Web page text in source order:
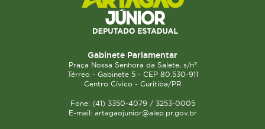
Gabinete Parlamentar
Praça Nossa Senhora da Salete, s/n°
Térreo - Gabinete 5 - CEP 80.530-911
Centro Cívico - Curitiba/PR
Fone: (41) 3350-4079 / 3253-0005
E-mail: artagaojunior@alep.pr.gov.br